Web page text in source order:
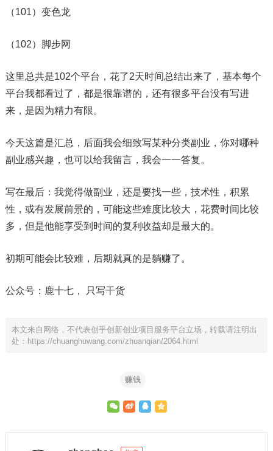
（101）变色龙
（102）脚步网
这里总共是102个平台，花了2天时间总结出来了，基本每个
平台我都看过了，都是很靠谱的，还有很多平台没有写进
来，是因为精力有限。
今天这篇是汇总，后面我会细致写某种分类副业，你对哪种
副业感兴趣，也可以给我留言，我会一一答复。
写在最后：我觉得做副业，还是要找一些，技术性，积累
性，或有发展前景的，可能这些难度比较大，花费时间比较
多，但是他能享受到时间的复利收益却是最大的。
初期可能会比较难，后期就真的是躺赚了。
公众号：鹿十七， 只写干货
本文来自网络，不代表创乎创新创业项目服务平台立场，转载请注明出
处： https://chuanghuwang.com/zhuanqian/2064.html
赚钱